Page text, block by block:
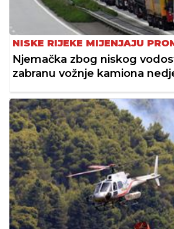
NISKE RIJEKE MIJENJAJU
Njemačka zbog niskog
zabranu vožnje kamiona